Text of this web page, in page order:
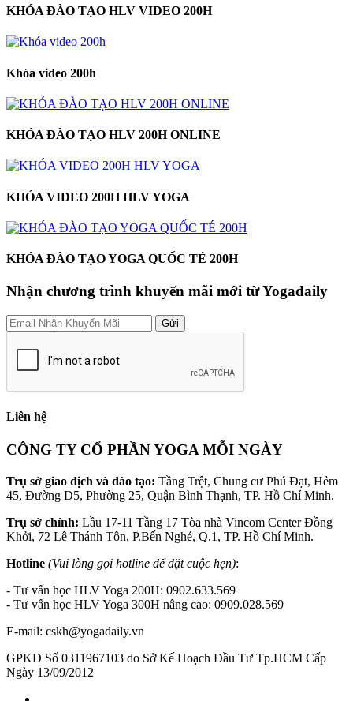
KHÓA ĐÀO TẠO HLV VIDEO 200H
Khóa video 200h
KHÓA ĐÀO TẠO HLV 200H ONLINE
KHÓA VIDEO 200H HLV YOGA
KHÓA ĐÀO TẠO YOGA QUỐC TÉ 200H
Nhận chương trình khuyến mãi mới từ Yogadaily
Gửi
Liên hệ
CÔNG TY CỔ PHẦN YOGA MỖI NGÀY
Trụ sở giao dịch và đào tạo: Tầng Trệt, Chung cư Phú Đạt, Hẻm
45, Đường D5, Phường 25, Quận Bình Thạnh, TP. Hồ Chí Minh.
Trụ sở chính: Lầu 17-11 Tầng 17 Tòa nhà Vincom Center Đồng
Khởi, 72 Lê Thánh Tôn, P.Bến Nghé, Q.1, TP. Hồ Chí Minh.
Hotline (Vui lòng gọi hotline để đặt cuộc hẹn):
- Tư vấn học HLV Yoga 200H: 0902.633.569
- Tư vấn học HLV Yoga 300H nâng cao: 0909.028.569
E-mail: cskh@yogadaily.vn
GPKD Số 0311967103 do Sở Kế Hoạch Đầu Tư Tp.HCM Cấp
Ngày 13/09/2012